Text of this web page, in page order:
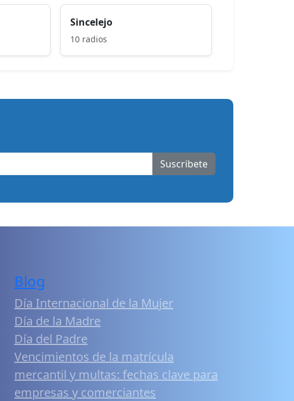
Sincelejo
10 radios
Suscribete
Blog
Día Internacional de la Mujer
Día de la Madre
Día del Padre
Vencimientos de la matrícula
mercantil y multas: fechas clave para
empresas y comerciantes